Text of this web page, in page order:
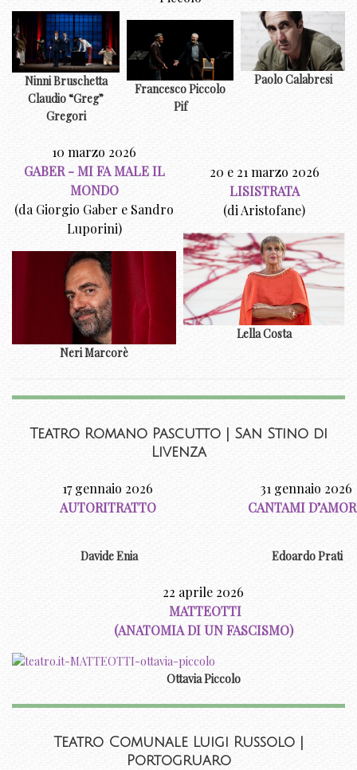
Ninni Bruschetta
Claudio “Greg”
Gregori
Francesco Piccolo
Pif
Paolo Calabresi
10 marzo 2026
GABER - MI FA MALE IL
MONDO
(da Giorgio Gaber e Sandro
Luporini)
Neri Marcorè
20 e 21 marzo 2026
LISISTRATA
(di Aristofane)
Lella Costa
Teatro Romano Pascutto | San Stino di
Livenza
17 gennaio 2026
AUTORITRATTO
31 gennaio 2026
CANTAMI
Davide Enia Edoardo Prati
22 aprile 2026
MATTEOTTI
(ANATOMIA DI UN FASCISMO)
Ottavia Piccolo
Teatro Comunale Luigi Russolo |
Portogruaro